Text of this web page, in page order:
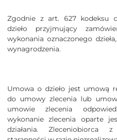
Zgodnie z art. 627 kodeksu
dzieło przyjmujący
wykonania oznaczonego
wynagrodzenia.
Umowa o dzieło jest umową
do umowy zlecenia lub
umowie zlecenia
wykonanie zlecenia oparte
działania. Zleceniobiorca